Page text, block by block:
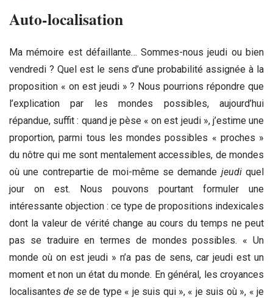
Auto-localisation
Ma mémoire est défaillante… Sommes-nous jeudi ou bien
vendredi ? Quel est le sens d’une probabilité assignée à la
proposition « on est jeudi » ? Nous pourrions répondre que
l’explication par les mondes possibles, aujourd’hui
répandue, suffit : quand je pèse « on est jeudi », j’estime une
proportion, parmi tous les mondes possibles « proches »
du nôtre qui me sont mentalement accessibles, de mondes
où une contrepartie de moi-même se demande jeudiquel
jour on est. Nous pouvons pourtant formuler une
intéressante objection : ce type de propositions indexicales
dont la valeur de vérité change au cours du temps ne peut
pas se traduire en termes de mondes possibles. « Un
monde où on est jeudi » n’a pas de sens, car jeudi est un
moment et non un état du monde. En général, les croyances
localisantesde sede type « je suis qui », « je suis où », « je